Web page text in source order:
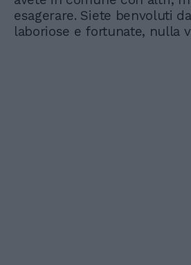
esagerare. Siete benvoluti
laboriose e fortunate, nulla